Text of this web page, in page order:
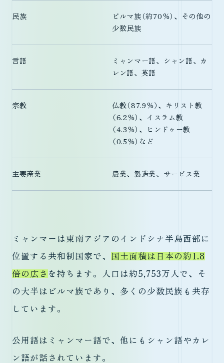
民族
ビルマ族（約70％）、その他の
少数民族
言語
ミャンマー語、シャン語、カ
レン語、英語
宗教
仏教（87.9％）、キリスト教
（6.2％）、イスラム教
（4.3％）、ヒンドゥー教
（0.5％）など
主要産業 農業、製造業、サービス業
ミャンマーは東南アジアのインドシナ半島西部に
位置する共和制国家で、 国土面積は日本の約1.8
倍の広さ を持ちます。人口は約5,753万人で、そ
の大半はビルマ族であり、多くの少数民族も共存
しています。
公用語はミャンマー語で、他にもシャン語やカレ
ン語が話されています。